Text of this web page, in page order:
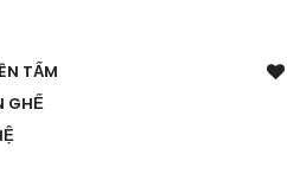
TẤM
GHẾ